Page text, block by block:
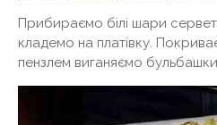
Прибираємо білі шари
кладемо на платівку.
пензлем виганяємо